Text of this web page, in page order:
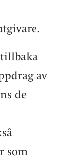
tillbaka
av
de
som